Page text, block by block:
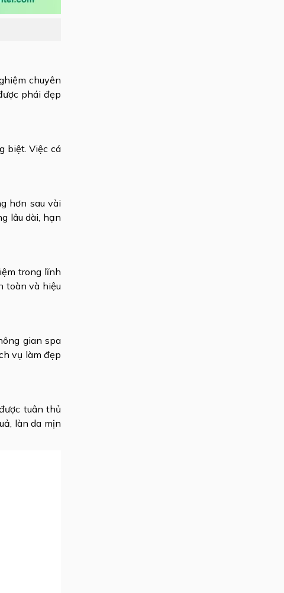
chuyên
phái đẹp
biệt. Việc cá
hơn sau vài
lâu dài, hạn
trong lĩnh
toàn và hiệu
gian spa
vụ làm đẹp
tuân thủ
làn da mịn